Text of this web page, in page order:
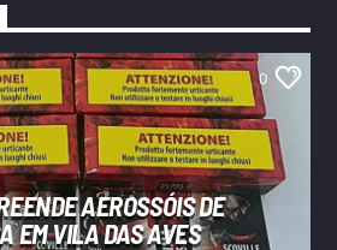
0
AEROSSÓIS DE
EM VILA DAS AVES